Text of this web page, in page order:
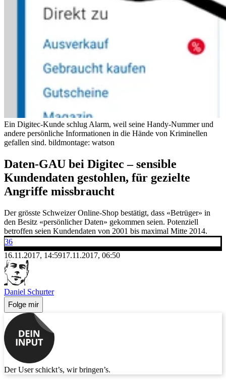
Ein Digitec-Kunde schlug Alarm, weil seine Handy-Nummer und
andere persönliche Informationen in die Hände von Kriminellen
gefallen sind. bildmontage: watson
Daten-GAU bei Digitec – sensible
Kundendaten gestohlen, für gezielte
Angriffe missbraucht
Der grösste Schweizer Online-Shop bestätigt, dass «Betrüger» in
den Besitz «persönlicher Daten» gekommen seien. Potenziell
betroffen seien Kundendaten von 2001 bis maximal Mitte 2014.
36
16.11.2017, 14:5917.11.2017, 06:50
Daniel Schurter
Folge mir
Der User schickt’s, wir bringen’s.